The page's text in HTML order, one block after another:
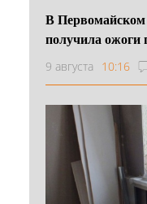
В Первомайском
получила ожоги
9 августа 10:16